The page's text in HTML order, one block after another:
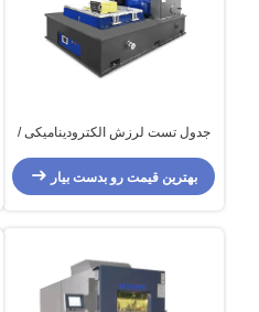
جدول تست لرزش الکترودینامیکی /
عمودی و افقی
بهترین قیمت رو بدست بیار